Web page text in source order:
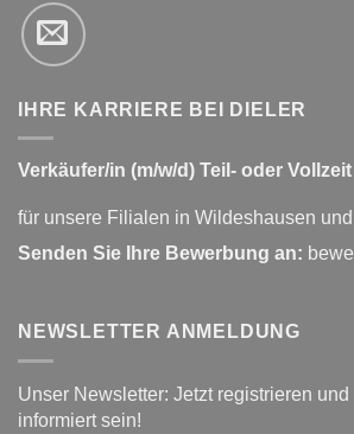
IHRE KARRIERE BEI DIELER
Verkäufer/in (m/w/d) Teil- oder Vollzeit
für unsere Filialen in Wildeshausen
Senden Sie Ihre Bewerbung an:
NEWSLETTER ANMELDUNG
Unser Newsletter: Jetzt registrieren und
informiert sein!